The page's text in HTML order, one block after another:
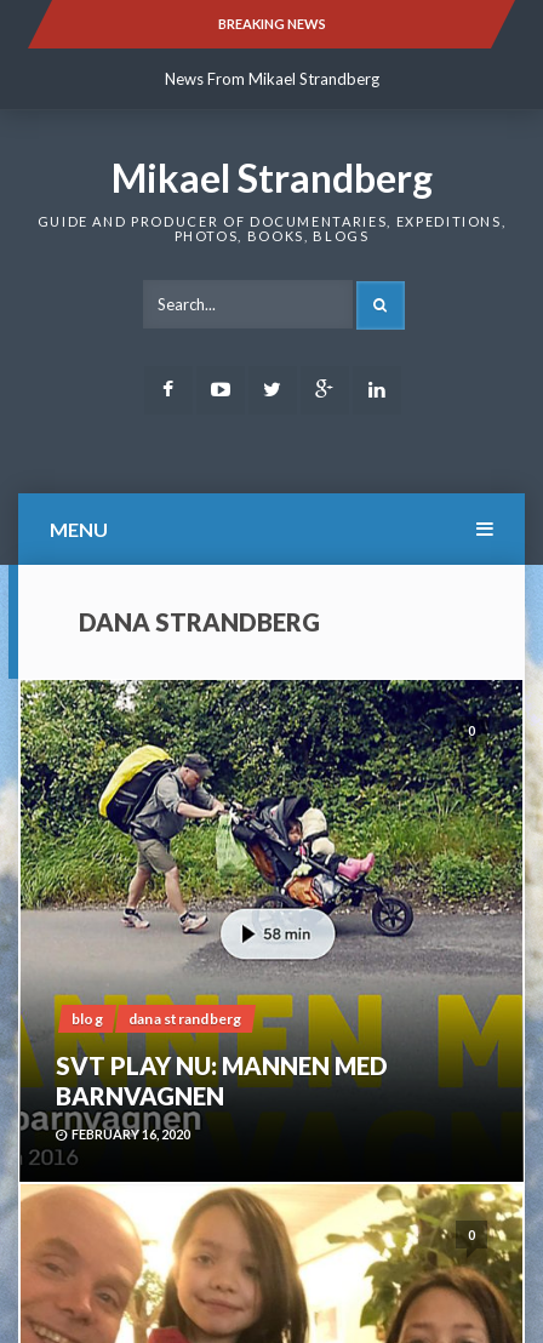
BREAKING NEWS
News From Mikael Strandberg
News From Mikael Strandberg
Mikael Strandberg
GUIDE AND PRODUCER OF DOCUMENTARIES, EXPEDITIONS,
PHOTOS, BOOKS, BLOGS
FacebookYoutubeTwitter Google
MENU
DANA STRANDBERG
0
blog dana strandberg
SVT PLAY NU: MANNEN MED
BARNVAGNEN
FEBRUARY 16, 2020
0